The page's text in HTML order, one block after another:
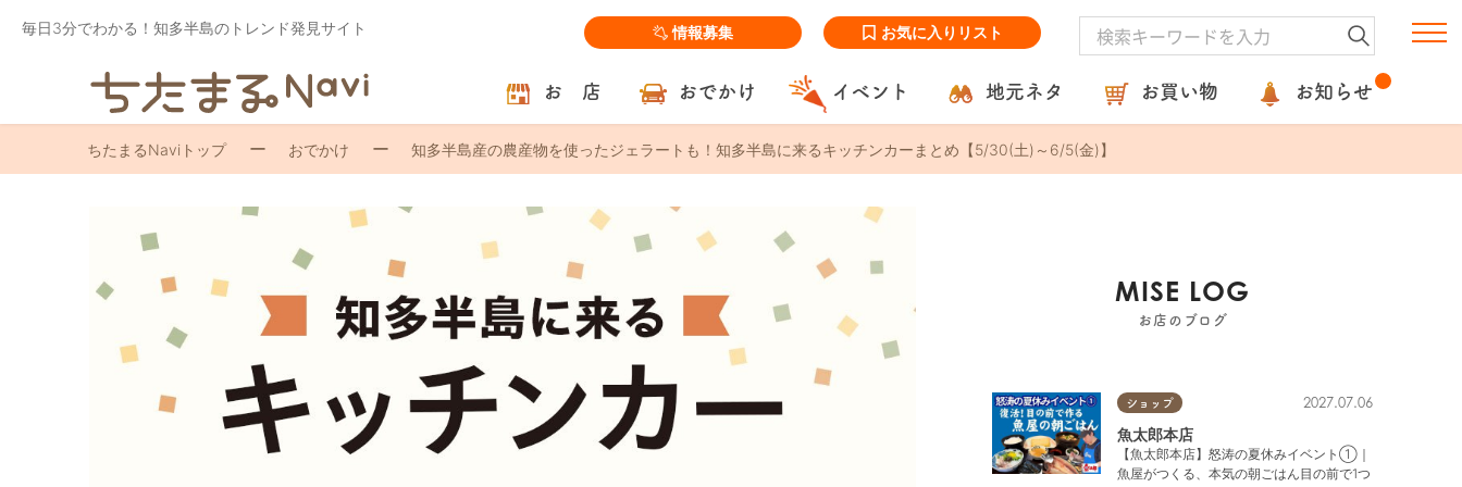
毎日3分でわかる！知多半島のトレンド発見サイト 情報募集 お気に入りリスト
お 店 おでかけ イベント 地元ネタ お買い物 お知らせ
ちたまるNaviトップ おでかけ 知多半島産の農産物を使ったジェラートも！知多半島に来るキッチンカーまとめ【5/30(土)～6/5(金)】
MISE LOG
お店のブログ
ショップ 2027.07.06
魚太郎本店
【魚太郎本店】怒涛の夏休みイベント①｜
魚屋がつくる、本気の朝ごはん目の前で1つ